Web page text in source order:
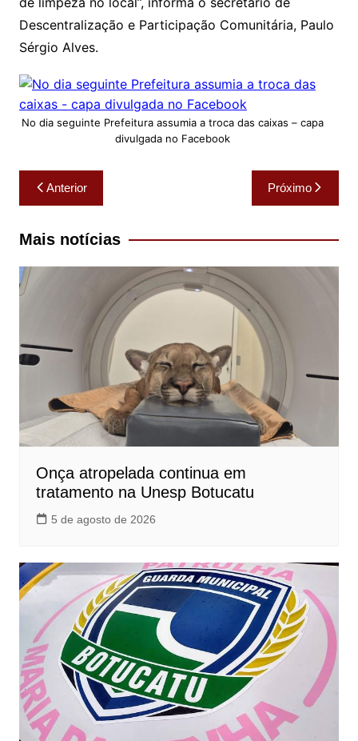
Descentralização e Participação Comunitária, Paulo
Sérgio Alves.
No dia seguinte Prefeitura assumia a troca das caixas – capa
divulgada no Facebook
Navegação
de
Post
Anterior Próximo
Mais notícias
Onça atropelada continua em
tratamento na Unesp Botucatu
5 de agosto de 2026